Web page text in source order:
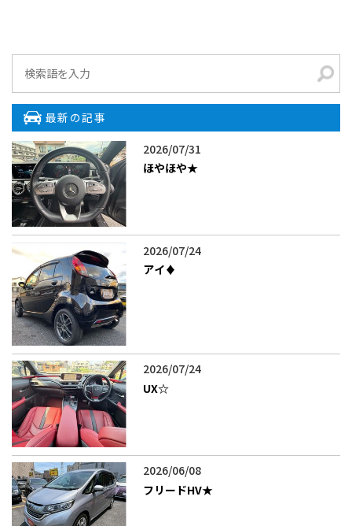
最新の記事
2026/07/31
ほやほや★
2026/07/24
アイ♦️
2026/07/24
UX‪☆
2026/06/08
フリードHV★